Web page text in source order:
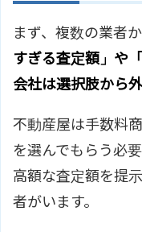
まず、複数の業者
すぎる査定額」や
会社は選択肢から
不動産屋は手数料
を選んでもらう必
高額な査定額を提
者がいます。